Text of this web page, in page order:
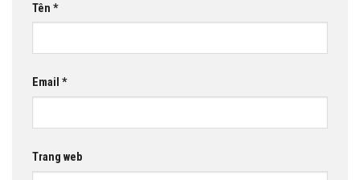
Tên *
Email *
Trang web